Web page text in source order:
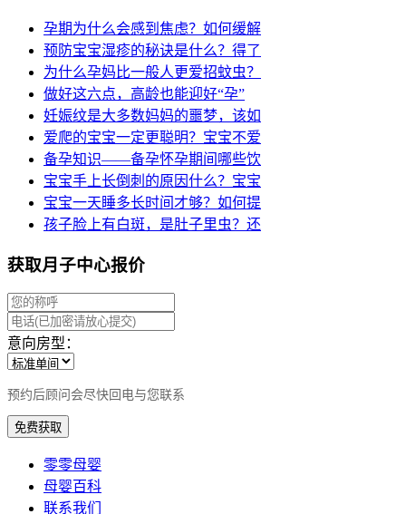
孕期为什么会感到焦虑？如何缓解
预防宝宝湿疹的秘诀是什么？得了
为什么孕妈比一般人更爱招蚊虫？
做好这六点，高龄也能迎好“孕”
妊娠纹是大多数妈妈的噩梦，该如
爱爬的宝宝一定更聪明？宝宝不爱
备孕知识——备孕怀孕期间哪些饮
宝宝手上长倒刺的原因什么？宝宝
宝宝一天睡多长时间才够？如何提
孩子脸上有白斑，是肚子里虫？还
获取月子中心报价
意向房型：
预约后顾问会尽快回电与您联系
免费获取
零零母婴
母婴百科
联系我们